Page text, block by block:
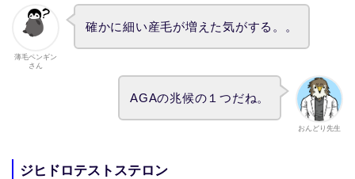
薄毛ペンギン
さん
確かに細い産毛が増えた気がする。。
おんどり先生
AGAの兆候の１つだね。
ジヒドロテストステロン